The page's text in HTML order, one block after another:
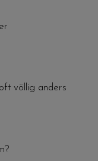
völlig anders